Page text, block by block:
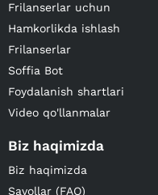
Frilanserlar uchun
Hamkorlikda ishlash
Frilanserlar
Soffia Bot
Foydalanish shartlari
Video qo'llanmalar
Biz haqimizda
Biz haqimizda
Savollar (FAQ)